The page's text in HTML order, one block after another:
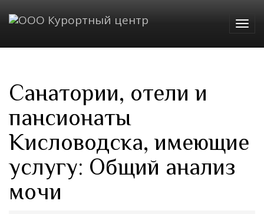
Санатории, отели и
пансионаты
Кисловодска, имеющие
услугу: Общий анализ
мочи